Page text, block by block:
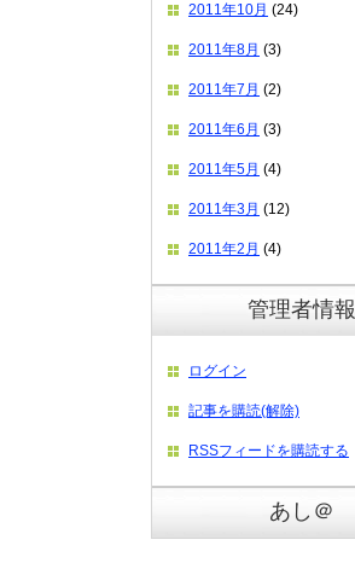
2011年10月 (24)
2011年8月 (3)
2011年7月 (2)
2011年6月 (3)
2011年5月 (4)
2011年3月 (12)
2011年2月 (4)
管理者情報
ログイン
記事を購読(解除)
RSSフィードを購読する
あし＠